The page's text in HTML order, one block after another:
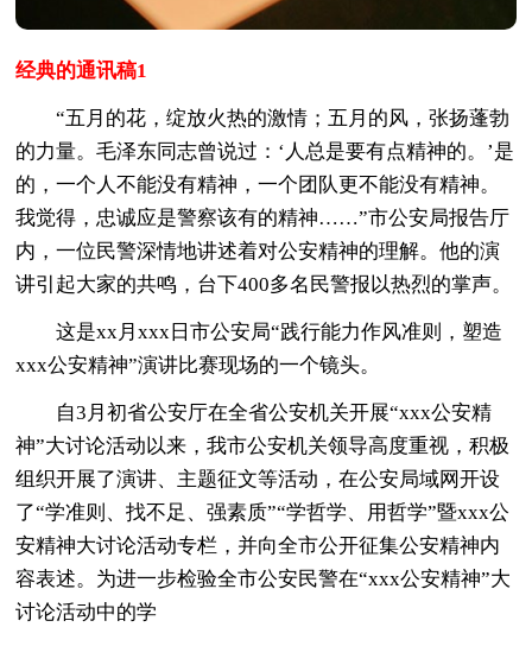
经典的通讯稿1
“五月的花，绽放火热的激情；五月的风，张扬蓬勃
的力量。毛泽东同志曾说过：‘人总是要有点精神的。’是
的，一个人不能没有精神，一个团队更不能没有精神。
我觉得，忠诚应是警察该有的精神……”市公安局报告厅
内，一位民警深情地讲述着对公安精神的理解。他的演
讲引起大家的共鸣，台下400多名民警报以热烈的掌声。
这是xx月xxx日市公安局“践行能力作风准则，塑造
xxx公安精神”演讲比赛现场的一个镜头。
自3月初省公安厅在全省公安机关开展“xxx公安精
神”大讨论活动以来，我市公安机关领导高度重视，积极
组织开展了演讲、主题征文等活动，在公安局域网开设
了“学准则、找不足、强素质”“学哲学、用哲学”暨xxx公
安精神大讨论活动专栏，并向全市公开征集公安精神内
容表述。为进一步检验全市公安民警在“xxx公安精神”大
讨论活动中的学